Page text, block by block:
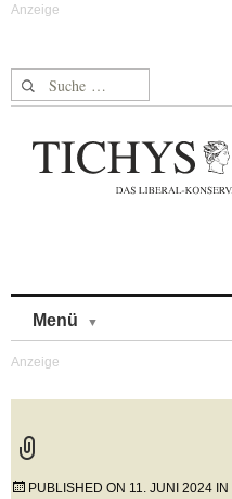
Suche nach:
Menü
PUBLISHED ON 11. JUNI 2024 IN